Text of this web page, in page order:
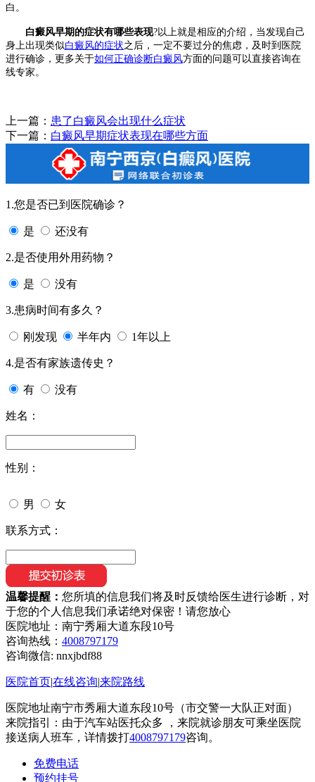
白。
白癜风早期的症状有哪些表现?以上就是相应的介绍，当发现自己
身上出现类似白癜风的症状之后，一定不要过分的焦虑，及时到医院
进行确诊，更多关于如何正确诊断白癜风方面的问题可以直接咨询在
线专家。
上一篇： 患了白癜风会出现什么症状
下一篇： 白癜风早期症状表现在哪些方面
1.您是否已到医院确诊？
是 还没有
2.是否使用外用药物？
是 没有
3.患病时间有多久？
刚发现 半年内 1年以上
4.是否有家族遗传史？
有 没有
姓名：
性别：
男 女
联系方式：
温馨提醒： 您所填的信息我们将及时反馈给医生进行诊断，对
于您的个人信息我们承诺绝对保密！请您放心
医院地址：南宁秀厢大道东段10号
咨询热线： 4008797179
咨询微信: nnxjbdf88
医院首页|在线咨询|来院路线
医院地址南宁市秀厢大道东段10号（市交警一大队正对面）
来院指引：由于汽车站医托众多 ，来院就诊朋友可乘坐医院
接送病人班车，详情拨打4008797179咨询。
免费电话
预约挂号